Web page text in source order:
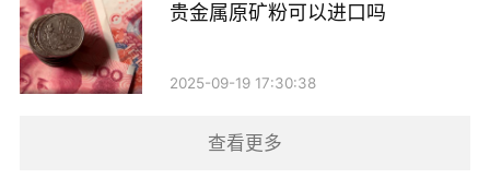
3. 培养良好习惯：定投可以帮助投资者培养长期投
资的思维和习惯，避免情绪化决策。
贵金属原矿粉可以进口吗
2025-09-19 17:30:38
查看更多